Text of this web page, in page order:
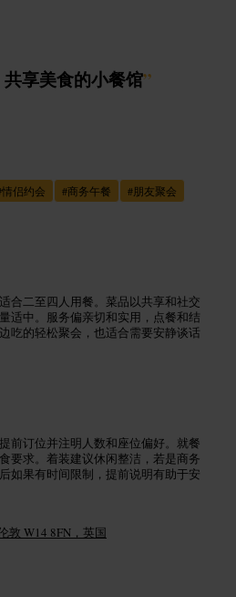
享美食的小餐馆”
情侣约会 #商务午餐 #朋友聚会
合二至四人用餐。菜品以共享和社交
适中。服务偏亲切和实用，点餐和结
吃的轻松聚会，也适合需要安静谈话
前订位并注明人数和座位偏好。就餐
要求。着装建议休闲整洁，若是商务
如果有时间限制，提前说明有助于安
敦 W14 8FN，英国